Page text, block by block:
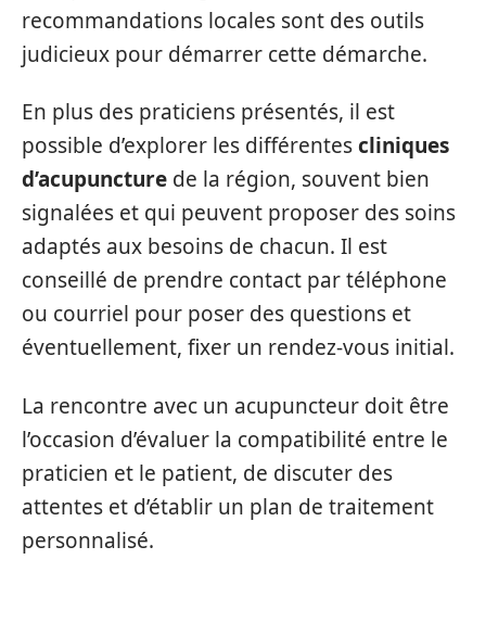
recommandations locales sont des outils
judicieux pour démarrer cette démarche.
En plus des praticiens présentés, il est
possible d’explorer les différentescliniques
d’acupuncture de la région, souvent bien
signalées et qui peuvent proposer des soins
adaptés aux besoins de chacun. Il est
conseillé de prendre contact par téléphone
ou courriel pour poser des questions et
éventuellement, fixer un rendez-vous initial.
La rencontre avec un acupuncteur doit être
l’occasion d’évaluer la compatibilité entre le
praticien et le patient, de discuter des
attentes et d’établir un plan de traitement
personnalisé.